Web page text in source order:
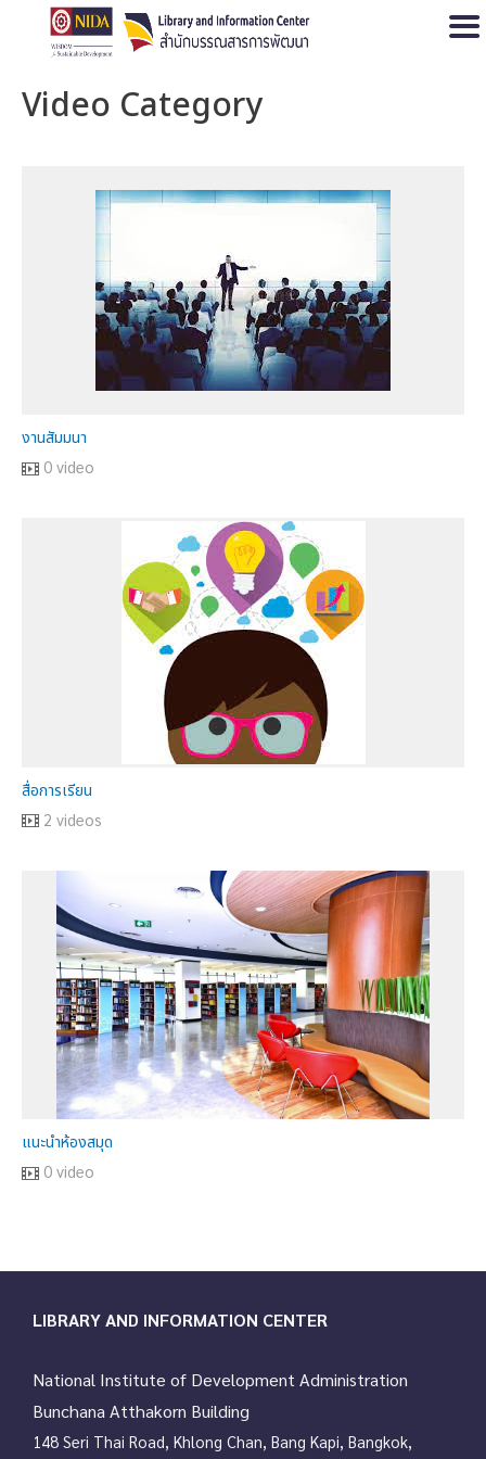
Video Category
งานสัมมนา
0 video
สื่อการเรียน
2 videos
แนะนำห้องสมุด
0 video
LIBRARY AND INFORMATION CENTER
National Institute of Development Administration
Bunchana Atthakorn Building
148 Seri Thai Road, Khlong Chan, Bang Kapi, Bangkok,